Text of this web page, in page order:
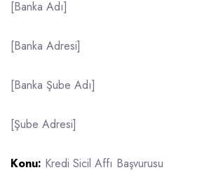
[Banka Adı]
[Banka Adresi]
[Banka Şube Adı]
[Şube Adresi]
Konu: Kredi Sicil Affı Başvurusu